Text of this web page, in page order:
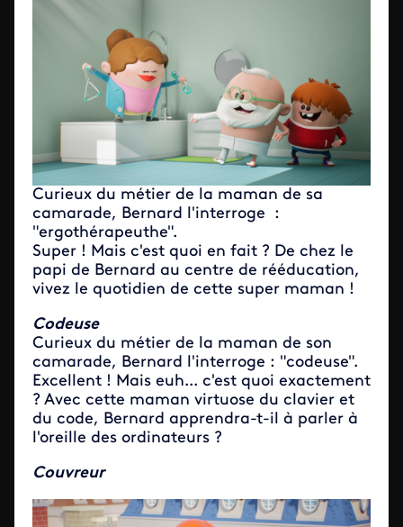
Curieux du métier de la maman de sa
camarade, Bernard l'interroge :
"ergothérapeuthe".
Super ! Mais c'est quoi en fait ? De chez le
papi de Bernard au centre de rééducation,
vivez le quotidien de cette super maman !
Codeuse
Curieux du métier de la maman de son
camarade, Bernard l'interroge : "codeuse".
Excellent ! Mais euh... c'est quoi exactement
? Avec cette maman virtuose du clavier et
du code, Bernard apprendra-t-il à parler à
l'oreille des ordinateurs ?
Couvreur